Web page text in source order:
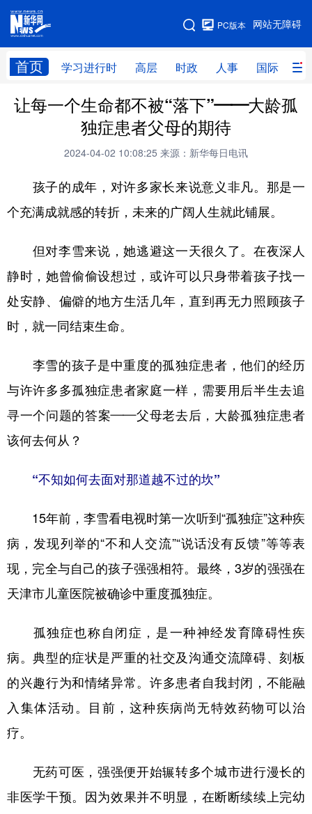
网站无障碍
PC版本
首页 学习进行时 高层 时政 人事 国际 财
网站地图
学习进行时 高层 时政 人事
财经 网评
科技 科创 量子 体育
文化 书画 健康
访谈 视频 图片 政务
法律 中央文件 金融 汽车
食品 人居 信息化 数字经济
城市 旅游 能源 会展
彩票 娱乐 时尚 悦读
北京 天津 河北 山西
辽宁 吉林 上海 江苏
浙江 安徽 福建
山东 河南 湖北 湖南
广东 广西 海南 重庆
四川 贵州 云南 西藏
陕西 甘肃 青海 宁夏
多语种频道
让每一个生命都不被“落下”——大龄孤
独症患者父母的期待
2024-04-02 10:08:25 来源：新华每日电讯
孩子的成年，对许多家长来说意义非凡。那是一
个充满成就感的转折，未来的广阔人生就此铺展。
但对李雪来说，她逃避这一天很久了。在夜深人
静时，她曾偷偷设想过，或许可以只身带着孩子找一
处安静、偏僻的地方生活几年，直到再无力照顾孩子
时，就一同结束生命。
李雪的孩子是中重度的孤独症患者，他们的经历
与许许多多孤独症患者家庭一样，需要用后半生去追
寻一个问题的答案——父母老去后，大龄孤独症患者
该何去何从？
“不知如何去面对那道越不过的坎”
15年前，李雪看电视时第一次听到“孤独症”这种疾
病，发现列举的“不和人交流”“说话没有反馈”等等表
现，完全与自己的孩子强强相符。最终，3岁的强强在
天津市儿童医院被确诊中重度孤独症。
孤独症也称自闭症，是一种神经发育障碍性疾
病。典型的症状是严重的社交及沟通交流障碍、刻板
的兴趣行为和情绪异常。许多患者自我封闭，不能融
入集体活动。目前，这种疾病尚无特效药物可以治
疗。
无药可医，强强便开始辗转多个城市进行漫长的
非医学干预。因为效果并不明显，在断断续续上完幼